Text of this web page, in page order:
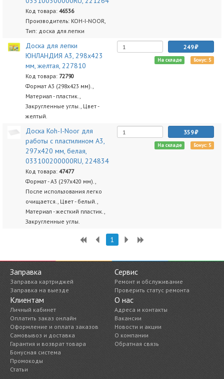
Код товара: 46536
Производитель: KOH-I-NOOR,
Тип: доска для лепки
Доска для лепки
ЮНЛАНДИЯ А3, 298х423
мм, желтая, 227810
Код товара: 72790
Формат А3 (298х423 мм).,
Материал - пластик.,
Закругленные углы., Цвет -
желтый.
249
На складе Бонус: 5
Доска Koh-I-Noor для
работы с пластилином А3,
297х420 мм, белая,
033100200000RU, 224834
Код товара: 47477
Формат - А3 (297х420 мм).,
После использования легко
очищается., Цвет - белый.,
Материал - жесткий пластик.,
Закругленные углы.
359
На складе Бонус: 5
1
Заправка
Заправка картриджей
Заправка на выезде
Сервис
Ремонт и обслуживание
Проверить статус ремонта
Клиентам
Личный кабинет
Оплатить заказ онлайн
Оформление и оплата заказов
Самовывоз и доставка
Гарантия и возврат товара
Бонусная система
Промокоды
Статьи
О нас
Адреса и контакты
Вакансии
Новости и акции
О компании
Обратная связь